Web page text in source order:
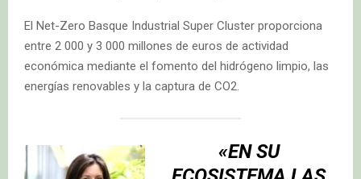
El Net-Zero Basque Industrial Super Cluster proporciona
entre 2 000 y 3 000 millones de euros de actividad
económica mediante el fomento del hidrógeno limpio, las
energías renovables y la captura de CO2.
«EN SU